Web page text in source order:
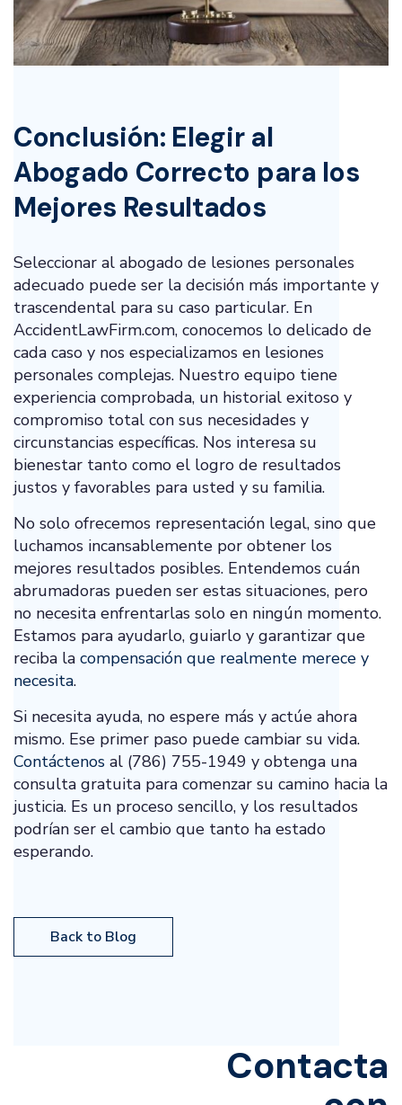
Conclusión: Elegir al
Abogado Correcto para los
Mejores Resultados
Seleccionar al abogado de lesiones personales
adecuado puede ser la decisión más importante y
trascendental para su caso particular. En
AccidentLawFirm.com, conocemos lo delicado de
cada caso y nos especializamos en lesiones
personales complejas. Nuestro equipo tiene
experiencia comprobada, un historial exitoso y
compromiso total con sus necesidades y
circunstancias específicas. Nos interesa su
bienestar tanto como el logro de resultados
justos y favorables para usted y su familia.
No solo ofrecemos representación legal, sino que
luchamos incansablemente por obtener los
mejores resultados posibles. Entendemos cuán
abrumadoras pueden ser estas situaciones, pero
no necesita enfrentarlas solo en ningún momento.
Estamos para ayudarlo, guiarlo y garantizar que
reciba la compensación que realmente merece y
necesita.
Si necesita ayuda, no espere más y actúe ahora
mismo. Ese primer paso puede cambiar su vida.
Contáctenos al (786) 755-1949 y obtenga una
consulta gratuita para comenzar su camino hacia la
justicia. Es un proceso sencillo, y los resultados
podrían ser el cambio que tanto ha estado
esperando.
Back to Blog
Contacta